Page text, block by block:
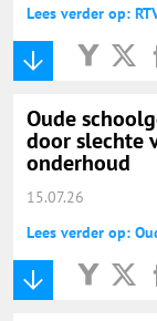
Lees verder op:
Oude
door slechte
onderhoud
15.07.26
Lees verder op: